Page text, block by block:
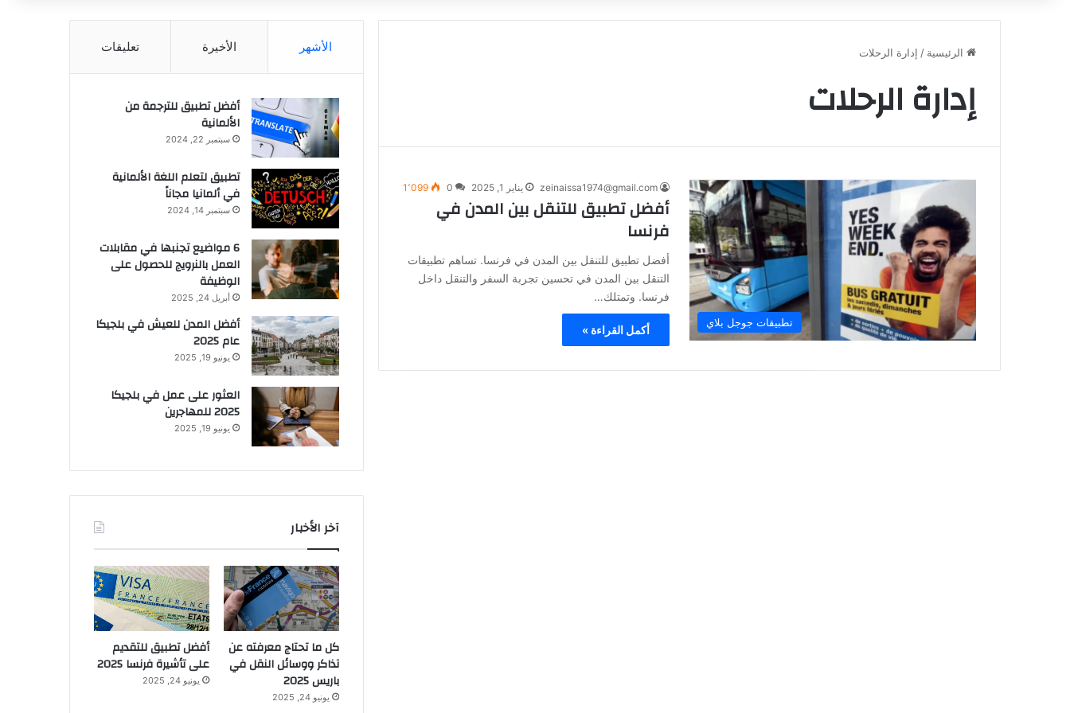
الرئيسية / إدارة الرحلات
إدارة الرحلات
تطبيقات جوجل بلاي
zeinaissa1974@gmail.com يناير 1, 2025 0 1٬099
أفضل تطبيق للتنقل بين المدن في
فرنسا
أفضل تطبيق للتنقل بين المدن في فرنسا. تساهم تطبيقات
التنقل بين المدن في تحسين تجربة السفر والتنقل داخل
فرنسا. وتمتلك…
أكمل القراءة »
الأشهر الأخيرة تعليقات
أفضل تطبيق للترجمة من
الألمانية
سبتمبر 22, 2024
تطبيق لتعلم اللغة الألمانية
في ألمانيا مجاناً
سبتمبر 14, 2024
6 مواضيع تجنبها في مقابلات
العمل بالنرويج للحصول على
الوظيفة
أبريل 24, 2025
أفضل المدن للعيش في بلجيكا
عام 2025
يونيو 19, 2025
العثور على عمل في بلجيكا
2025 للمهاجرين
يونيو 19, 2025
آخر الأخبار
كل ما تحتاج معرفته عن
تذاكر ووسائل النقل في
باريس 2025
يونيو 24, 2025
أفضل تطبيق للتقديم
على تأشيرة فرنسا 2025
يونيو 24, 2025